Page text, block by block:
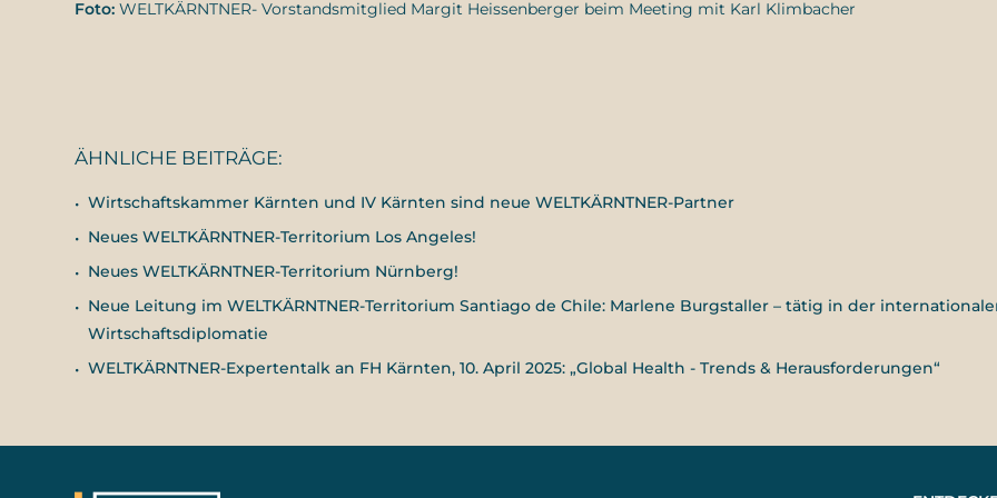
Foto: WELTKÄRNTNER- Vorstandsmitglied Margit Heissenberger beim Meeting mit Karl Klimbacher
ÄHNLICHE BEITRÄGE:
Wirtschaftskammer Kärnten und IV Kärnten sind neue WELTKÄRNTNER-Partner
Neues WELTKÄRNTNER-Territorium Los Angeles!
Neues WELTKÄRNTNER-Territorium Nürnberg!
Neue Leitung im WELTKÄRNTNER-Territorium Santiago de Chile: Marlene Burgstaller – tätig in der
Wirtschaftsdiplomatie
WELTKÄRNTNER-Expertentalk an FH Kärnten, 10. April 2025: „Global Health - Trends & Herausforderungen“